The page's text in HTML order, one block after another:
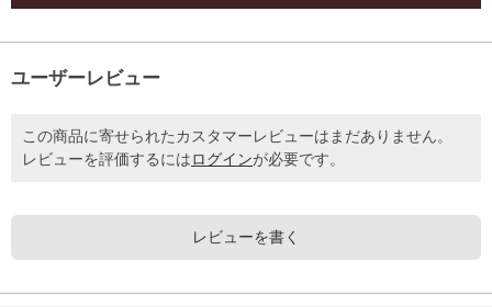
ユーザーレビュー
この商品に寄せられたカスタマーレビューはまだありません。
レビューを評価するには ログインが必要です。
レビューを書く